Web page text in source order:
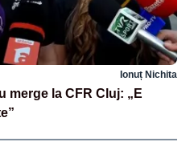
Ionuț Nichita
merge la CFR Cluj: „E